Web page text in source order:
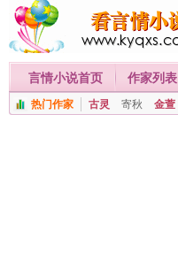
言情小说首页
作家列表
热门作家 古灵 寄秋 金萱